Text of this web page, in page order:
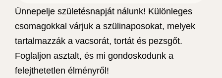
Ünnepelje születésnapját nálunk! Különleges
csomagokkal várjuk a szülinaposokat, melyek
tartalmazzák a vacsorát, tortát és pezsgőt.
Foglaljon asztalt, és mi gondoskodunk a
felejthetetlen élményről!